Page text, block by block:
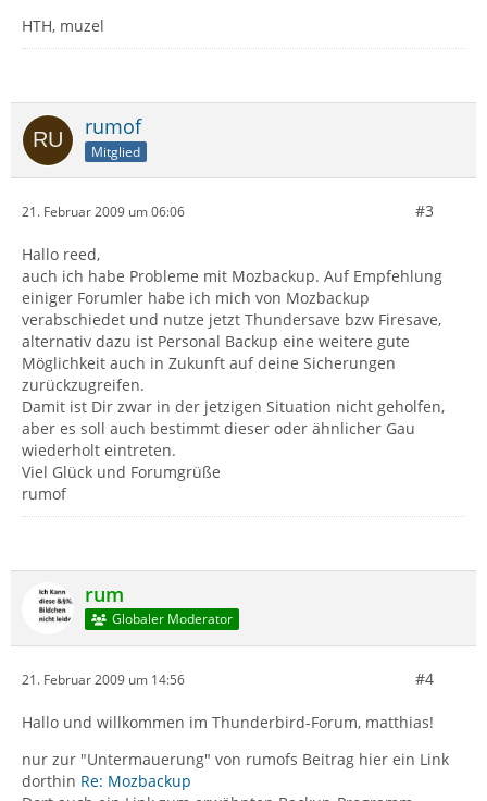
HTH, muzel
rumof
Mitglied
21. Februar 2009 um 06:06 #3
Hallo reed,
auch ich habe Probleme mit Mozbackup. Auf Empfehlung
einiger Forumler habe ich mich von Mozbackup
verabschiedet und nutze jetzt Thundersave bzw Firesave,
alternativ dazu ist Personal Backup eine weitere gute
Möglichkeit auch in Zukunft auf deine Sicherungen
zurückzugreifen.
Damit ist Dir zwar in der jetzigen Situation nicht geholfen,
aber es soll auch bestimmt dieser oder ähnlicher Gau
wiederholt eintreten.
Viel Glück und Forumgrüße
rumof
rum
Globaler Moderator
21. Februar 2009 um 14:56 #4
Hallo und willkommen im Thunderbird-Forum, matthias!
nur zur "Untermauerung" von rumofs Beitrag hier ein Link
dorthin Re: Mozbackup